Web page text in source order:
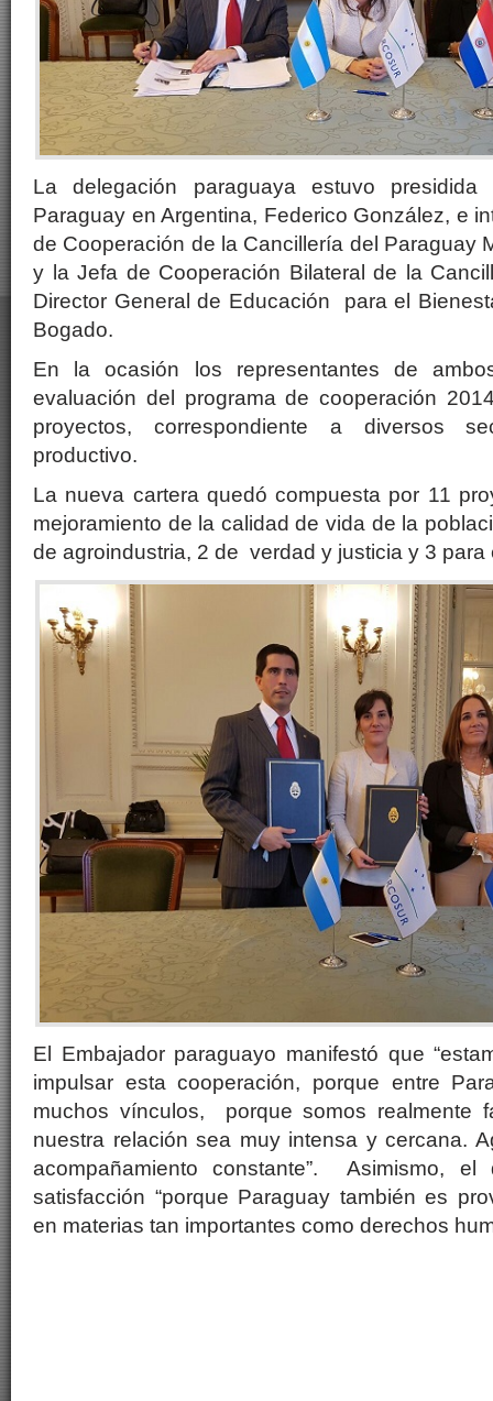
La delegación paraguaya estuvo
Paraguay en Argentina, Federico González, e
de Cooperación de la Cancillería del Paraguay
y la Jefa de Cooperación Bilateral de la
Director General de Educación para el
Bogado.
En la ocasión los representantes de
evaluación del programa de cooperación
proyectos, correspondiente a diversos
productivo.
La nueva cartera quedó compuesta por 11
mejoramiento de la calidad de vida de la
de agroindustria, 2 de verdad y justicia y 3 para
El Embajador paraguayo manifestó que
impulsar esta cooperación, porque entre
muchos vínculos, porque somos realmente
nuestra relación sea muy intensa y cercana.
acompañamiento constante”. Asimismo, el
satisfacción “porque Paraguay también es
en materias tan importantes como derechos